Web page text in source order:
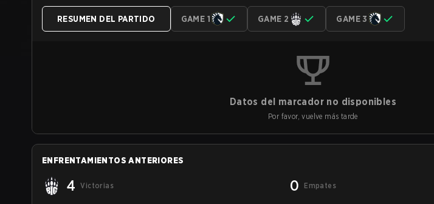
RESUMEN DEL PARTIDO GAME 1 GAME 2 GAME 3
Datos del marcador no disponibles
Por favor, vuelve más tarde
ENFRENTAMIENTOS ANTERIORES
4 Victorias 0 Empates